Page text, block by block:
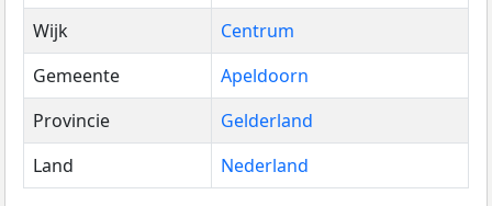
Wijk
Centrum
Gemeente
Apeldoorn
Provincie
Gelderland
Land
Nederland